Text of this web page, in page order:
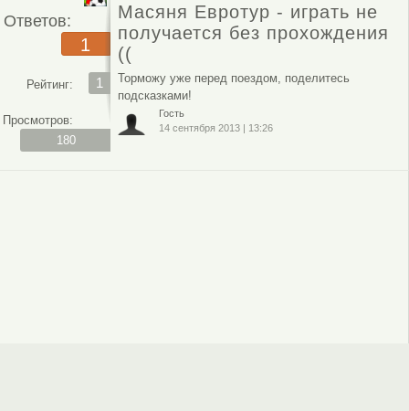
Ответов:
1
Рейтинг: 1
Просмотров:
180
Масяня Евротур - играть не
получается без прохождения
((
Торможу уже перед поездом, поделитесь
подсказками!
Гость
14 сентября 2013| 13:26